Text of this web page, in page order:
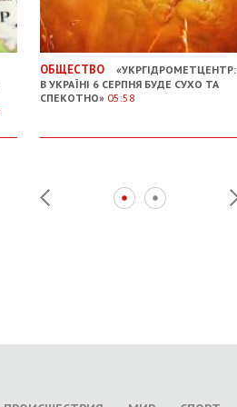
ОБЩЕСТВО
«УКРГІДРОМЕТЦЕНТР:
В УКРАЇНІ 6 СЕРПНЯ БУДЕ СУХО ТА
СПЕКОТНО» 05:58